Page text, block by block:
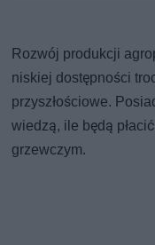
Rozwój produkcji
niskiej dostępności
przyszłościowe.
wiedzą, ile będą
grzewczym.